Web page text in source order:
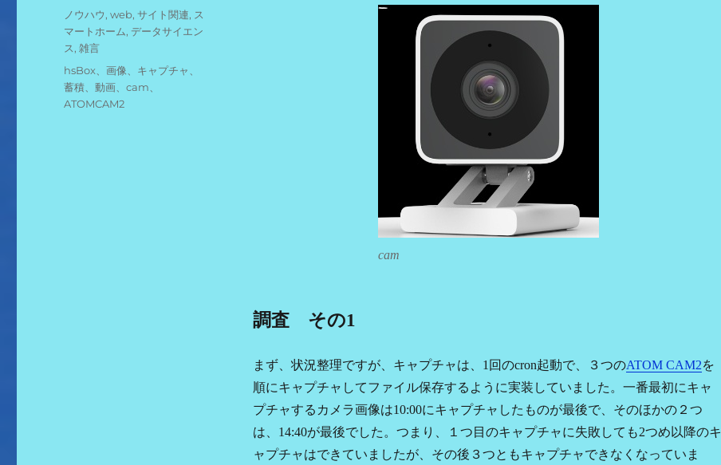
cam
調査 その1
まず、状況整理ですが、キャプチャは、1回のcron起動で、３つのATOM CAM2を
順にキャプチャしてファイル保存するように実装していました。一番最初にキャ
プチャするカメラ画像は10:00にキャプチャしたものが最後で、そのほかの２つ
は、14:40が最後でした。つまり、１つ目のキャプチャに失敗しても2つめ以降のキ
ャプチャはできていましたが、その後３つともキャプチャできなくなっていま
稿
カ
テ
ゴ
リ
ー
ノウハウ,web,サイト関連, ス
マートホーム, データサイエン
ス,雑言
タ
グ
hsBox、画像、キャプチャ、
蓄積、動画、cam、
ATOMCAM2